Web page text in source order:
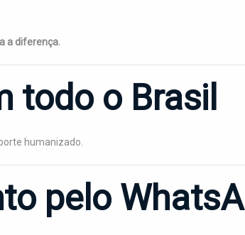
a diferença.
todo o Brasil
humanizado.
pelo